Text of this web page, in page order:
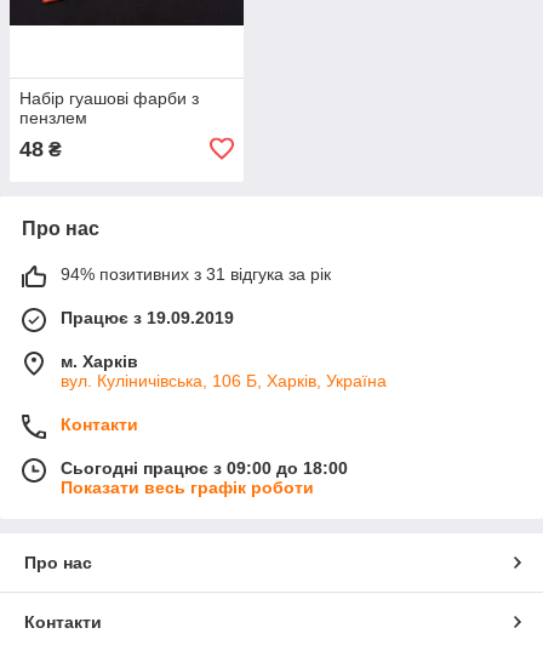
Набір гуашові фарби з
пензлем
48 ₴
Про нас
94% позитивних з 31 відгука за рік
Працює з 19.09.2019
м. Харків
вул. Куліничівська, 106 Б, Харків, Україна
Контакти
Сьогодні працює з 09:00 до 18:00
Показати весь графік роботи
Про нас
Контакти